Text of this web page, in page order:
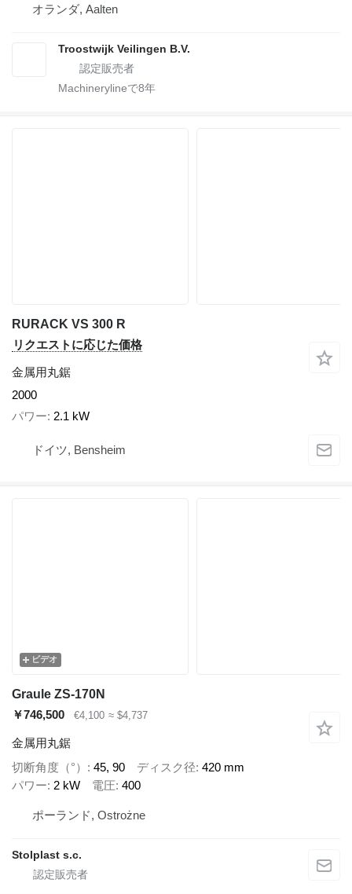
オランダ, Aalten
Troostwijk Veilingen B.V.
Machinerylineで8年
RURACK VS 300 R
リクエストに応じた価格
金属用丸鋸
2000
パワー 2.1 kW
ドイツ, Bensheim
ビデオ
Graule ZS-170N
￥746,500
€4,100 ≈ $4,737
金属用丸鋸
切断角度（°）
45, 90 ディスク径 420 mm
パワー 2 kW 電圧 400
ポーランド, Ostrożne
Stolplast s.c.